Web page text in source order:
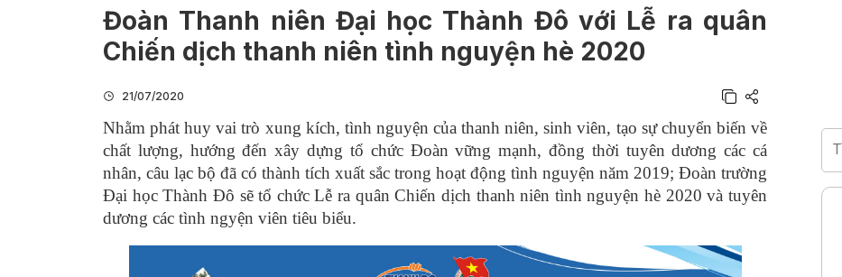
Đoàn Thanh niên Đại học Thành Đô với Lễ ra quân
Chiến dịch thanh niên tình nguyện hè 2020
21/07/2020
Nhằm phát huy vai trò xung kích, tình nguyện của thanh niên, sinh viên, tạo sự chuyển biến về
chất lượng, hướng đến xây dựng tổ chức Đoàn vững mạnh, đồng thời tuyên dương các cá
nhân, câu lạc bộ đã có thành tích xuất sắc trong hoạt động tình nguyện năm 2019; Đoàn trường
Đại học Thành Đô sẽ tổ chức Lễ ra quân Chiến dịch thanh niên tình nguyện hè 2020 và tuyên
dương các tình ngyện viên tiêu biểu.